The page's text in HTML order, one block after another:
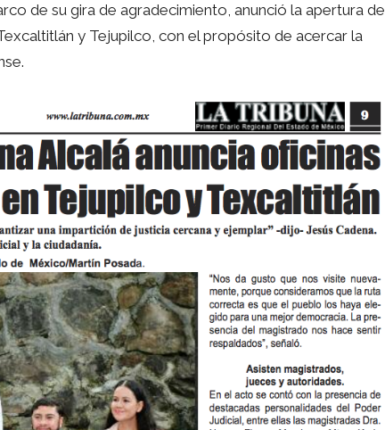
de su gira de agradecimiento, anunció la apertura de
y Tejupilco, con el propósito de acercar la